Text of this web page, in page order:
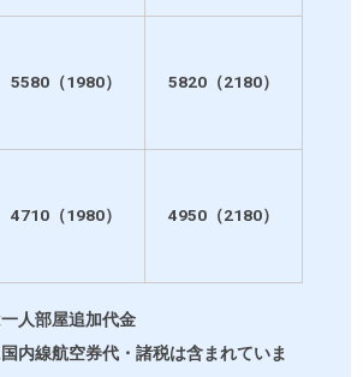
5580（1980） 5820（2180）
4710（1980） 4950（2180）
人部屋追加代金
内線航空券代・諸税は含まれていま